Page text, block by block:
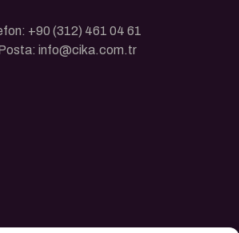
+90 (312) 461 04 61
info@cika.com.tr